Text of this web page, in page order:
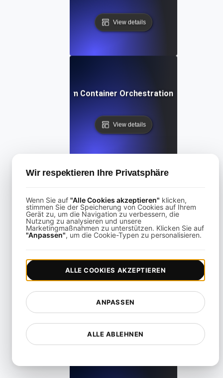
View details
Docker Swarm Container Orchestration Load
View details
Verlängerte Dauer der Endpunktestabilität bei
View details
verteilte Lasttests für die Leistungsüberprüfung
Wir respektieren Ihre Privatsphäre
Wenn Sie auf "Alle Cookies akzeptieren" klicken,
stimmen Sie der Speicherung von Cookies auf Ihrem
Gerät zu, um die Navigation zu verbessern, die
Nutzung zu analysieren und unsere
Marketingmaßnahmen zu unterstützen. Klicken Sie auf
"Anpassen", um die Cookie-Typen zu personalisieren.
ALLE ABLEHNEN
ANPASSEN
ALLE COOKIES AKZEPTIEREN